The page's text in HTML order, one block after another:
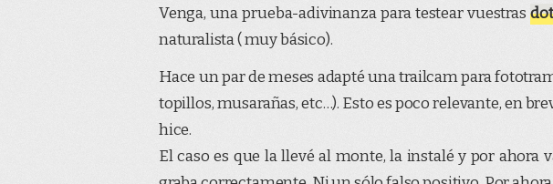
Venga, una prueba-adivinanza para testear vuestras
naturalista ( muy básico).
Hace un par de meses adapté una trailcam para
topillos, musarañas, etc…). Esto es poco relevante, en
hice.
El caso es que la llevé al monte, la instalé y por ahora